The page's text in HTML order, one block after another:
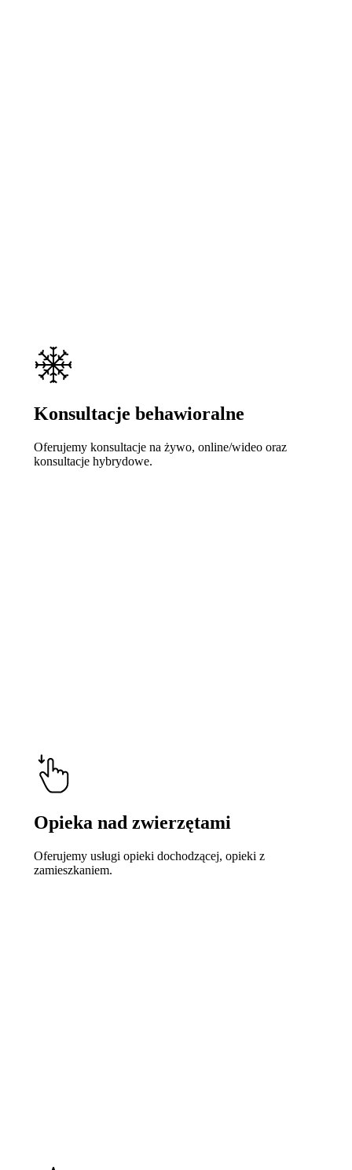
Konsultacje behawioralne
Oferujemy konsultacje na żywo, online/wideo oraz
konsultacje hybrydowe.
Opieka nad zwierzętami
Oferujemy usługi opieki dochodzącej, opieki z
zamieszkaniem.